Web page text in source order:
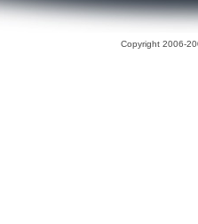
Copyright 2006-